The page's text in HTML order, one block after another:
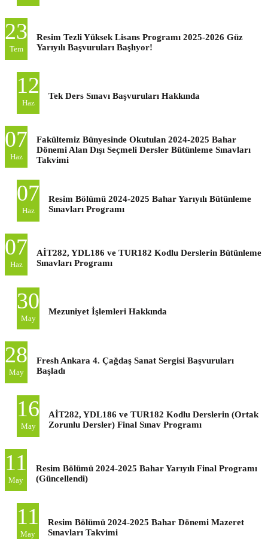
23
Tem
Resim Tezli Yüksek Lisans Programı 2025-2026 Güz
Yarıyılı Başvuruları Başlıyor!
12
Haz
Tek Ders Sınavı Başvuruları Hakkında
07
Haz
Fakültemiz Bünyesinde Okutulan 2024-2025 Bahar
Dönemi Alan Dışı Seçmeli Dersler Bütünleme Sınavları
Takvimi
07
Haz
Resim Bölümü 2024-2025 Bahar Yarıyılı Bütünleme
Sınavları Programı
07
Haz
AİT282, YDL186 ve TUR182 Kodlu Derslerin Bütünleme
Sınavları Programı
30
May
Mezuniyet İşlemleri Hakkında
28
May
Fresh Ankara 4. Çağdaş Sanat Sergisi Başvuruları
Başladı
16
May
AİT282, YDL186 ve TUR182 Kodlu Derslerin (Ortak
Zorunlu Dersler) Final Sınav Programı
11
May
Resim Bölümü 2024-2025 Bahar Yarıyılı Final Programı
(Güncellendi)
11
May
Resim Bölümü 2024-2025 Bahar Dönemi Mazeret
Sınavları Takvimi